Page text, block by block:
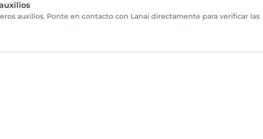
auxilios. Ponte en contacto con Lanai directamente para verificar las